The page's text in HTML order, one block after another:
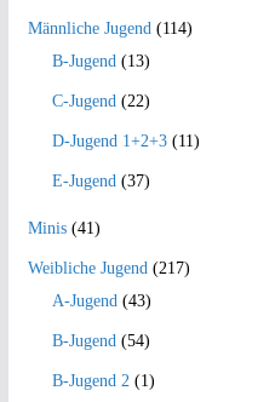
Männliche Jugend(114)
B-Jugend(13)
C-Jugend(22)
D-Jugend 1+2+3(11)
E-Jugend(37)
Minis(41)
Weibliche Jugend(217)
A-Jugend(43)
B-Jugend(54)
B-Jugend 2(1)